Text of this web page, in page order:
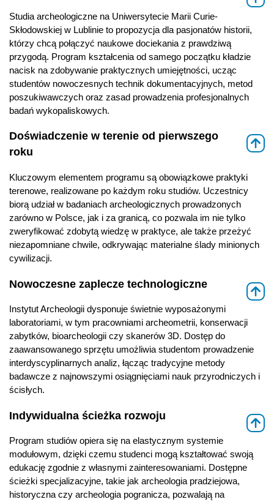
Studia archeologiczne na Uniwersytecie Marii Curie-
Skłodowskiej w Lublinie to propozycja dla pasjonatów historii,
którzy chcą połączyć naukowe dociekania z prawdziwą
przygodą. Program kształcenia od samego początku kładzie
nacisk na zdobywanie praktycznych umiejętności, ucząc
studentów nowoczesnych technik dokumentacyjnych, metod
poszukiwawczych oraz zasad prowadzenia profesjonalnych
badań wykopaliskowych.
Doświadczenie w terenie od pierwszego
roku
Kluczowym elementem programu są obowiązkowe praktyki
terenowe, realizowane po każdym roku studiów. Uczestnicy
biorą udział w badaniach archeologicznych prowadzonych
zarówno w Polsce, jak i za granicą, co pozwala im nie tylko
zweryfikować zdobytą wiedzę w praktyce, ale także przeżyć
niezapomniane chwile, odkrywając materialne ślady minionych
cywilizacji.
Nowoczesne zaplecze technologiczne
Instytut Archeologii dysponuje świetnie wyposażonymi
laboratoriami, w tym pracowniami archeometrii, konserwacji
zabytków, bioarcheologii czy skanerów 3D. Dostęp do
zaawansowanego sprzętu umożliwia studentom prowadzenie
interdyscyplinarnych analiz, łącząc tradycyjne metody
badawcze z najnowszymi osiągnięciami nauk przyrodniczych i
ścisłych.
Indywidualna ścieżka rozwoju
Program studiów opiera się na elastycznym systemie
modułowym, dzięki czemu studenci mogą kształtować swoją
edukację zgodnie z własnymi zainteresowaniami. Dostępne
ścieżki specjalizacyjne, takie jak archeologia pradziejowa,
historyczna czy archeologia pogranicza, pozwalają na